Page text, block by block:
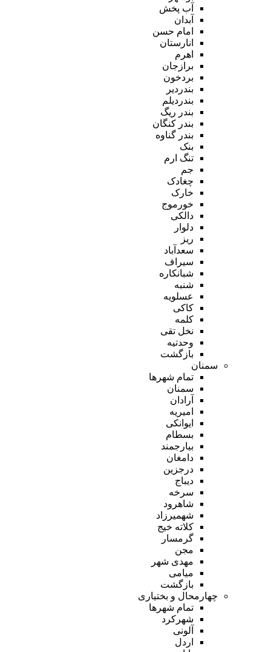
آب پخش
آبدان
امام حسن
انارستان
اهرم
برازجان
بردخون
بندردیر
بندردیلم
بندر ریگ
بندر کنگان
بندر گناوه
بنک
تنگ ارم
جم
چغادک
خارک
خورموج
دالکی
دلوار
ریز
سعدآباد
سیراف
شبانکاره
شنبه
عسلویه
کاکی
کلمه
نخل تقی
وحدتیه
بازگشت
سمنان
تمام شهر‌ها
سمنان
آرادان
امیریه
ایوانکی
بسطام
بیارجمند
دامغان
درجزین
دیباج
سرخه
شاهرود
شهمیرزاد
کلاته خیج
گرمسار
مجن
مهدی شهر
میامی
بازگشت
چهارمحال و بختیاری
تمام شهر‌ها
شهرکرد
آلونی
اردل